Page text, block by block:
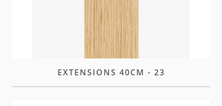
OPIS STANDARD TAPE-IN
EXTENSIONS 40CM - 23